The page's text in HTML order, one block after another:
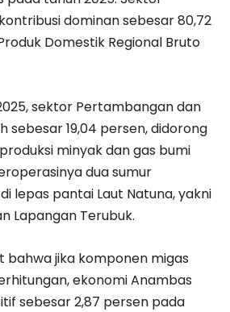
dominan sebesar 80,72
Domestik Regional Bruto
sektor Pertambangan dan
sebesar 19,04 persen, didorong
minyak dan gas bumi
dua sumur
lepas pantai Laut Natuna, yakni
Lapangan Terubuk.
bahwa jika komponen migas
ekonomi Anambas
sebesar 2,87 persen pada